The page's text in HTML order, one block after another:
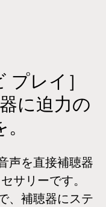
レイ］
に迫力の
声を直接補聴器
サリーです。
、補聴器にステ